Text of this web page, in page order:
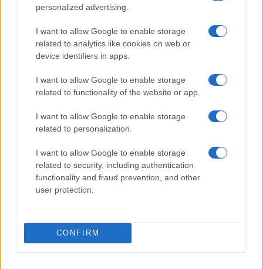
personalized advertising.
I want to allow Google to enable storage
related to analytics like cookies on web or
device identifiers in apps.
I want to allow Google to enable storage
related to functionality of the website or app.
I want to allow Google to enable storage
related to personalization.
I want to allow Google to enable storage
related to security, including authentication
functionality and fraud prevention, and other
user protection.
CONFIRM
TELEFONOK GYORSLISTA
Márka :
Feliratkozás a Telefonguru ingyenes hírlevelére